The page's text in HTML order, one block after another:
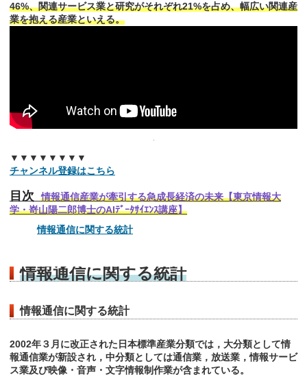
46%、関連サービス業と研究がそれぞれ21%を占め、幅広い関連産
業を抱える産業といえる。
▼▼▼▼▼▼▼▼
チャンネル登録はこちら
目次情報通信産業が牽引する急成長経済の未来【東京情報大
学・嵜山陽二郎博士のAIﾃﾞｰﾀｻｲｴﾝｽ講座】
情報通信に関する統計
情報通信に関する統計
情報通信に関する統計
2002年３月に改正された日本標準産業分類では，大分類として情
報通信業が新設され，中分類としては通信業，放送業，情報サービ
ス業及び映像・音声・文字情報制作業が含まれている。